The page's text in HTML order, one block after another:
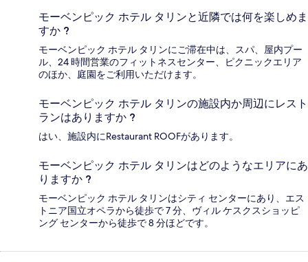
モーベンピック ホテル タリンと近隣では何を楽しめま
すか ?
モーベンピック ホテル タリンにご滞在中は、スパ、屋内プー
ル、24 時間営業のフィットネスセンター、ピクニックエリア
のほか、庭園をご利用いただけます。
モーベンピック ホテル タリンの施設内か周辺にレスト
ランはありますか ?
はい、施設内にRestaurant ROOFがあります。
モーベンピック ホテル タリンはどのようなエリアにあ
りますか ?
モーベンピック ホテル タリンはシティ センターにあり、エス
トニア国立オペラから徒歩で 7 分、ヴィル ケスクスショッピ
ング センターから徒歩で 8 分ほどです。